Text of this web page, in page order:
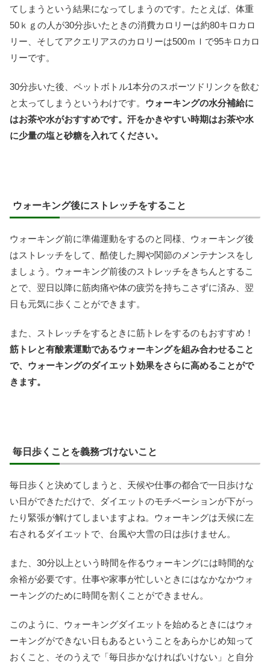
てしまうという結果になってしまうのです。たとえば、体重
50ｋｇの人が30分歩いたときの消費カロリーは約80キロカロ
リー、そしてアクエリアスのカロリーは500ｍｌで95キロカロ
リーです。
30分歩いた後、ペットボトル1本分のスポーツドリンクを飲む
と太ってしまうというわけです。 ウォーキングの水分補給に
はお茶や水がおすすめです。汗をかきやすい時期はお茶や水
に少量の塩と砂糖を入れてください。
ウォーキング後にストレッチをすること
ウォーキング前に準備運動をするのと同様、ウォーキング後
はストレッチをして、酷使した脚や関節のメンテナンスをし
ましょう。ウォーキング前後のストレッチをきちんとするこ
とで、翌日以降に筋肉痛や体の疲労を持ちこさずに済み、翌
日も元気に歩くことができます。
また、ストレッチをするときに筋トレをするのもおすすめ！
筋トレと有酸素運動であるウォーキングを組み合わせること
で、ウォーキングのダイエット効果をさらに高めることがで
きます。
毎日歩くことを義務づけないこと
毎日歩くと決めてしまうと、天候や仕事の都合で一日歩けな
い日ができただけで、ダイエットのモチベーションが下がっ
たり緊張が解けてしまいますよね。ウォーキングは天候に左
右されるダイエットで、台風や大雪の日は歩けません。
また、30分以上という時間を作るウォーキングには時間的な
余裕が必要です。仕事や家事が忙しいときにはなかなかウォ
ーキングのために時間を割くことができません。
このように、ウォーキングダイエットを始めるときにはウォ
ーキングができない日もあるということをあらかじめ知って
おくこと、そのうえで「毎日歩かなければいけない」と自分